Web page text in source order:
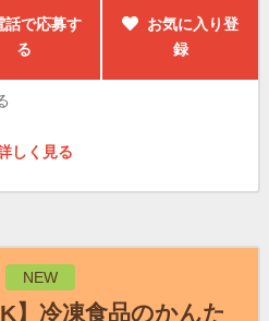
で応募す
る
お気に入り登
録
しく見る
NEW
】冷凍食品のかんた